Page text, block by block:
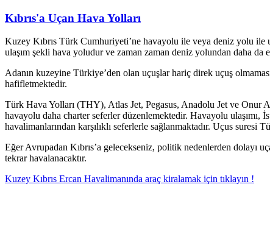
Kıbrıs'a Uçan Hava Yolları
Kuzey Kıbrıs Türk Cumhuriyeti’ne havayolu ile veya deniz yolu
ulaşım şekli hava yoludur ve zaman zaman deniz yolundan daha
Adanın kuzeyine Türkiye’den olan uçuşlar hariç direk uçuş
hafifletmektedir.
Türk Hava Yolları (THY), Atlas Jet, Pegasus, Anadolu Jet ve Onur
havayolu daha charter seferler düzenlemektedir. Havayolu
havalimanlarından karşılıklı seferlerle sağlanmaktadır. Uçus suresi
Eğer Avrupadan Kıbrıs’a gelecekseniz, politik nedenlerden dolayı
tekrar havalanacaktır.
Kuzey Kıbrıs Ercan Havalimanında araç kiralamak için tıklayın !